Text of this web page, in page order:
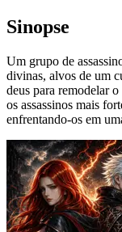
Sinopse
Um grupo de
divinas, alvos de um
deus para remodelar
os assassinos mais
enfrentando-os em